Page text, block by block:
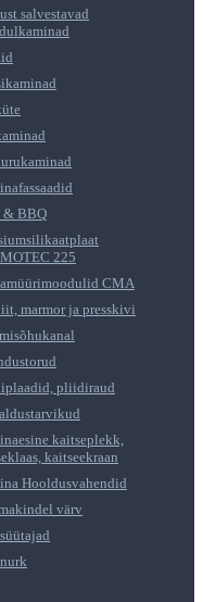
salvestavad
BBQ
225
CMA
marmor ja presskivi
pliidiraud
kaitseplekk,
kaitseekraan
Hooldusvahendid
värv